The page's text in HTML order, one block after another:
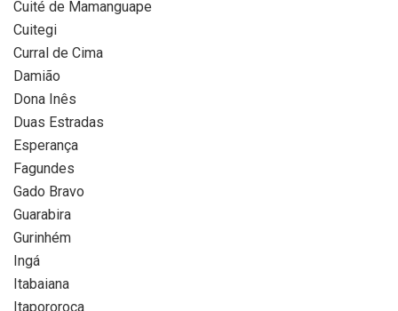
Cuité de Mamanguape
Cuitegi
Curral de Cima
Damião
Dona Inês
Duas Estradas
Esperança
Fagundes
Gado Bravo
Guarabira
Gurinhém
Ingá
Itabaiana
Itapororoca